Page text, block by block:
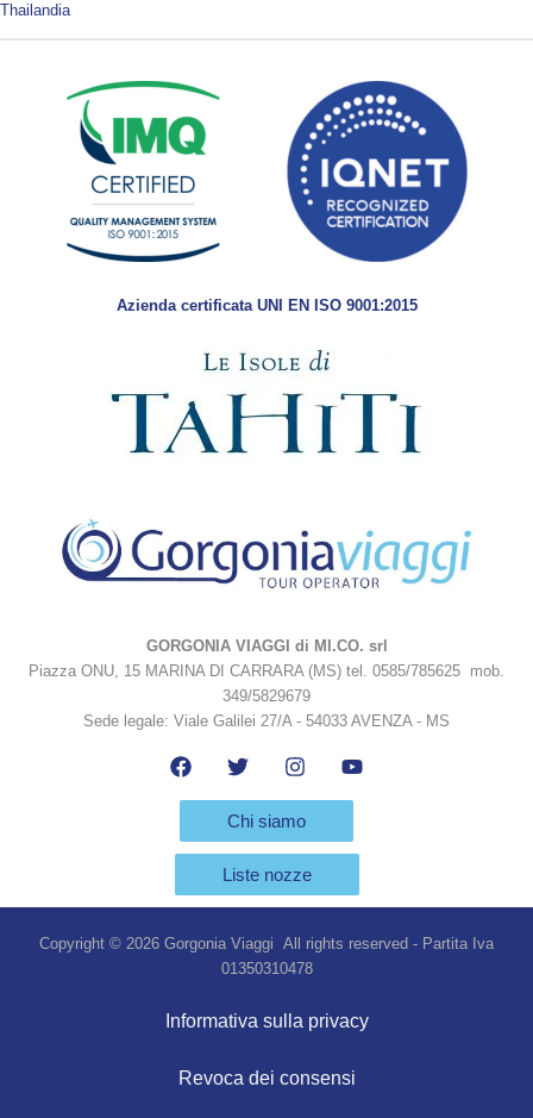
Thailandia
Azienda certificata UNI EN ISO 9001:2015
GORGONIA VIAGGI di MI.CO. srl
Piazza ONU, 15 MARINA DI CARRARA (MS) tel. 0585/785625 mob.
349/5829679
Sede legale: Viale Galilei 27/A - 54033 AVENZA - MS
Chi siamo
Liste nozze
Copyright © 2026 Gorgonia Viaggi All rights reserved - Partita Iva
01350310478
Informativa sulla privacy
Revoca dei consensi